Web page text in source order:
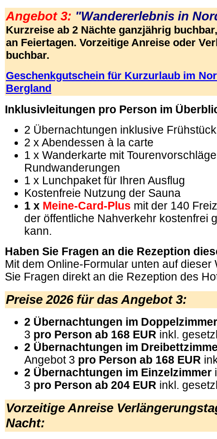
Angebot 3: "Wandererlebnis in
Kurzreise ab 2 Nächte ganzjährig
an Feiertagen. Vorzeitige Anreise oder
buchbar.
Geschenkgutschein für Kurzurlaub im
Bergland
Inklusivleitungen pro Person im
2 Übernachtungen inklusive
2 x Abendessen à la carte
1 x Wanderkarte mit
Rundwanderungen
1 x Lunchpaket für Ihren Ausflug
Kostenfreie Nutzung der Sauna
1 x Meine-Card-Plus mit der 140
der öffentliche Nahverkehr kostenfrei
kann.
Haben Sie Fragen an die Rezeption
Mit dem Online-Formular unten auf dieser
Sie Fragen direkt an die Rezeption des
Preise 2026 für dasAngebot 3:
2 Übernachtungen im
3 pro Person ab 168 EUR inkl.
2 Übernachtungen im
Angebot 3 pro Person ab 168 EUR
2 Übernachtungen im Einzelzimmer
3 pro Person ab 204 EUR inkl.
Vorzeitige Anreise
Nacht: